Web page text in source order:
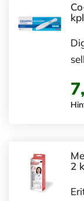
kpl
2